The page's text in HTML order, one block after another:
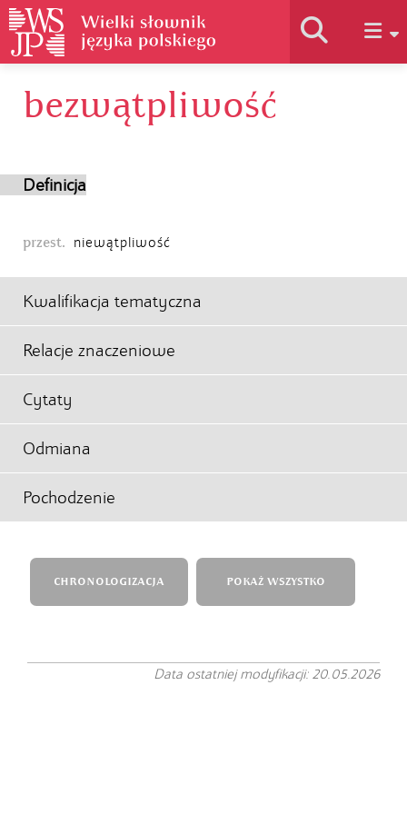
Historia słownika
bezwątpliwość
Definicja
przest. niewątpliwość
Kwalifikacja tematyczna
Relacje znaczeniowe
Cytaty
Odmiana
Pochodzenie
CHRONOLOGIZACJA POKAŻ WSZYSTKO
Data ostatniej modyfikacji: 20.05.2026